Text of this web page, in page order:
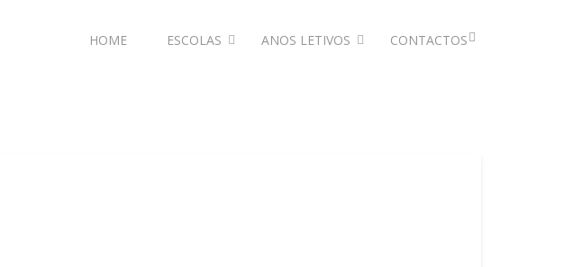
HOME ESCOLAS ANOS LETIVOS CONTACTOS